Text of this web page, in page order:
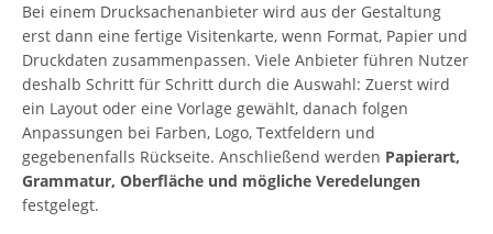
Bei einem Drucksachenanbieter wird aus der Gestaltung
erst dann eine fertige Visitenkarte, wenn Format, Papier und
Druckdaten zusammenpassen. Viele Anbieter führen Nutzer
deshalb Schritt für Schritt durch die Auswahl: Zuerst wird
ein Layout oder eine Vorlage gewählt, danach folgen
Anpassungen bei Farben, Logo, Textfeldern und
gegebenenfalls Rückseite. Anschließend werden Papierart,
Grammatur, Oberfläche und mögliche Veredelungen
festgelegt.